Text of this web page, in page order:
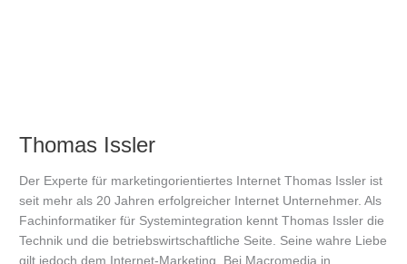
Thomas Issler
Der Experte für marketingorientiertes Internet Thomas Issler ist
seit mehr als 20 Jahren erfolgreicher Internet Unternehmer. Als
Fachinformatiker für Systemintegration kennt Thomas Issler die
Technik und die betriebswirtschaftliche Seite. Seine wahre Liebe
gilt jedoch dem Internet-Marketing. Bei Macromedia in